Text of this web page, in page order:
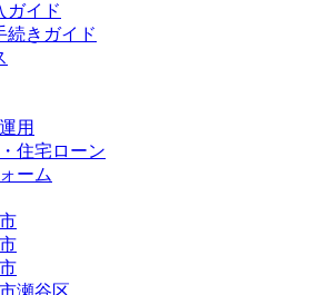
ガイド
続きガイド
用
住宅ローン
ーム
瀬谷区